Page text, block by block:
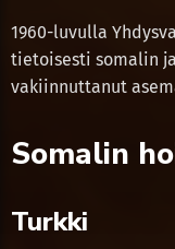
1960-luvulla
tietoisesti somalin
vakiinnuttanut
Somalin
Turkki